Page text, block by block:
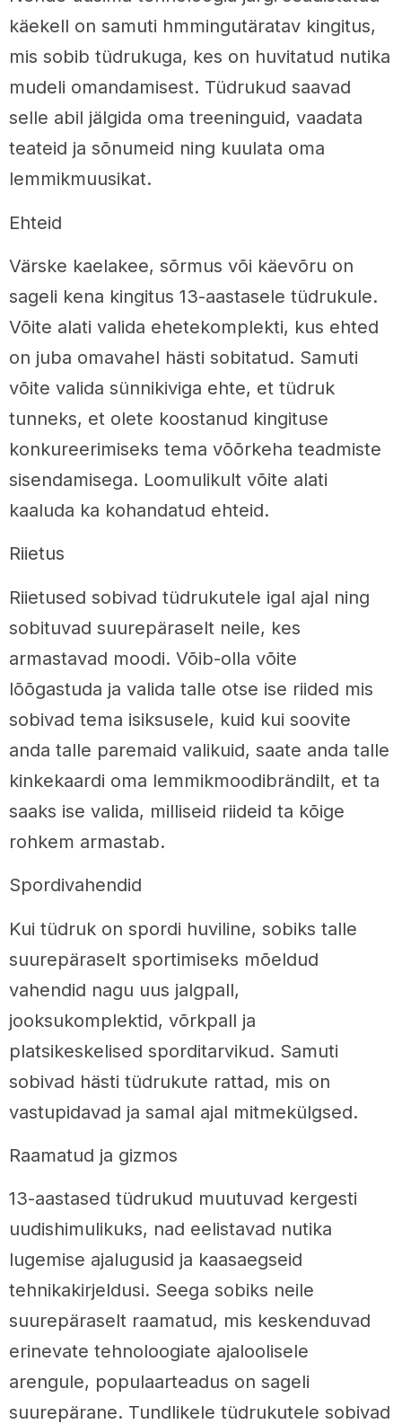
käekell on samuti hmmingutäratav kingitus,
mis sobib tüdrukuga, kes on huvitatud nutika
mudeli omandamisest. Tüdrukud saavad
selle abil jälgida oma treeninguid, vaadata
teateid ja sõnumeid ning kuulata oma
lemmikmuusikat.
Ehteid
Värske kaelakee, sõrmus või käevõru on
sageli kena kingitus 13-aastasele tüdrukule.
Võite alati valida ehetekomplekti, kus ehted
on juba omavahel hästi sobitatud. Samuti
võite valida sünnikiviga ehte, et tüdruk
tunneks, et olete koostanud kingituse
konkureerimiseks tema võõrkeha teadmiste
sisendamisega. Loomulikult võite alati
kaaluda ka kohandatud ehteid.
Riietus
Riietused sobivad tüdrukutele igal ajal ning
sobituvad suurepäraselt neile, kes
armastavad moodi. Võib-olla võite
lõõgastuda ja valida talle otse ise riided mis
sobivad tema isiksusele, kuid kui soovite
anda talle paremaid valikuid, saate anda talle
kinkekaardi oma lemmikmoodibrändilt, et ta
saaks ise valida, milliseid riideid ta kõige
rohkem armastab.
Spordivahendid
Kui tüdruk on spordi huviline, sobiks talle
suurepäraselt sportimiseks mõeldud
vahendid nagu uus jalgpall,
jooksukomplektid, võrkpall ja
platsikeskelised sporditarvikud. Samuti
sobivad hästi tüdrukute rattad, mis on
vastupidavad ja samal ajal mitmekülgsed.
Raamatud ja gizmos
13-aastased tüdrukud muutuvad kergesti
uudishimulikuks, nad eelistavad nutika
lugemise ajalugusid ja kaasaegseid
tehnikakirjeldusi. Seega sobiks neile
suurepäraselt raamatud, mis keskenduvad
erinevate tehnoloogiate ajaloolisele
arengule, populaarteadus on sageli
suurepärane. Tundlikele tüdrukutele sobivad